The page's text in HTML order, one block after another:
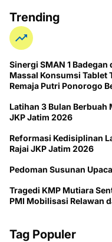
Trending
Sinergi SMAN 1
Massal Konsumsi Tablet
Remaja Putri Ponorogo
Latihan 3 Bulan Berbuah
JKP Jatim 2026
Reformasi Kedisiplinan
Rajai JKP Jatim 2026
Pedoman Susunan
Tragedi KMP Mutiara
PMI Mobilisasi Relawan
Tag Populer